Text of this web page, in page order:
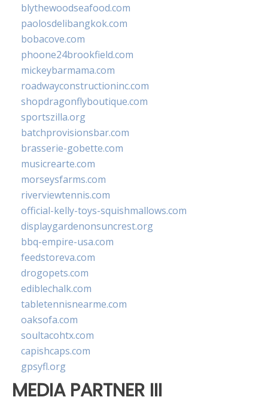
blythewoodseafood.com
paolosdelibangkok.com
bobacove.com
phoone24brookfield.com
mickeybarmama.com
roadwayconstructioninc.com
shopdragonflyboutique.com
sportszilla.org
batchprovisionsbar.com
brasserie-gobette.com
musicrearte.com
morseysfarms.com
riverviewtennis.com
official-kelly-toys-squishmallows.com
displaygardenonsuncrest.org
bbq-empire-usa.com
feedstoreva.com
drogopets.com
ediblechalk.com
tabletennisnearme.com
oaksofa.com
soultacohtx.com
capishcaps.com
gpsyfl.org
MEDIA PARTNER III